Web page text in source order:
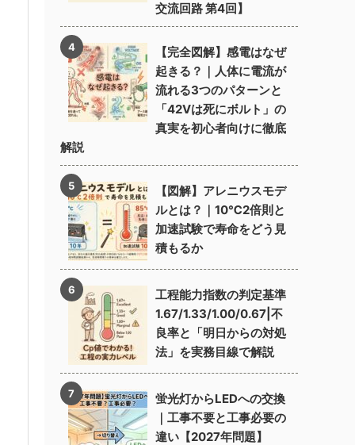
交流回路 第4回】
【完全図解】感電はなぜ
起きる？｜人体に電流が
流れる3つのパターンと
「42Vは死にボルト」の
真実を初心者向けに徹底
解説
【図解】アレニウスモデ
ルとは？｜10℃2倍則と
加速試験で寿命をどう見
積もるか
工程能力指数の判定基準
1.67/1.33/1.00/0.67|不
良率と「明日からの対処
法」を実務目線で解説
蛍光灯からLEDへの交換
｜工事不要と工事必要の
違い【2027年問題】